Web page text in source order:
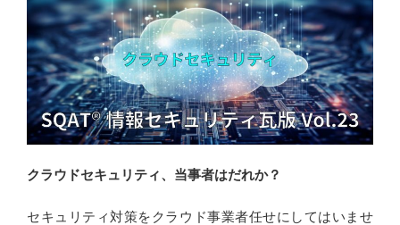
o
k
I
n
クラウドセキュリティ、当事者はだれか？
セキュリティ対策をクラウド事業者任せにしてはいませ